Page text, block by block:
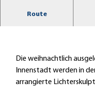
Route
Es wird magisch
Die weihnachtlich
Innenstadt werden in
arrangierte